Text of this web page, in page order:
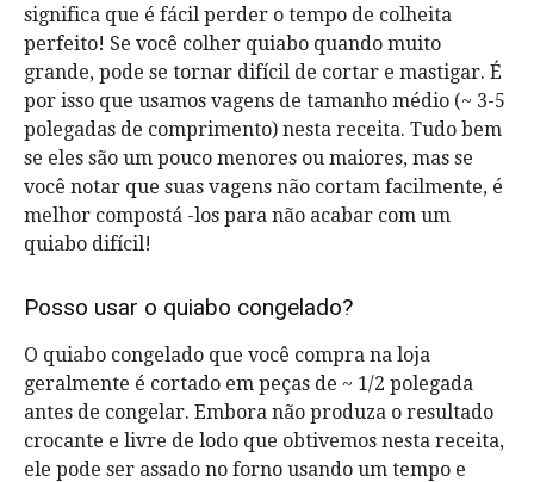
significa que é fácil perder o tempo de colheita
perfeito! Se você colher quiabo quando muito
grande, pode se tornar difícil de cortar e mastigar. É
por isso que usamos vagens de tamanho médio (~ 3-5
polegadas de comprimento) nesta receita. Tudo bem
se eles são um pouco menores ou maiores, mas se
você notar que suas vagens não cortam facilmente, é
melhor compostá -los para não acabar com um
quiabo difícil!
Posso usar o quiabo congelado?
O quiabo congelado que você compra na loja
geralmente é cortado em peças de ~ 1/2 polegada
antes de congelar. Embora não produza o resultado
crocante e livre de lodo que obtivemos nesta receita,
ele pode ser assado no forno usando um tempo e